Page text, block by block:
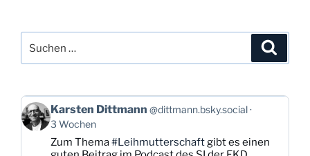
nach:
Beitrag
von
Karsten
Dittmann
Karsten Dittmann @dittmann.bsky.social
3 Wochen
Zum Thema#Leihmutterschaftgibt es einen